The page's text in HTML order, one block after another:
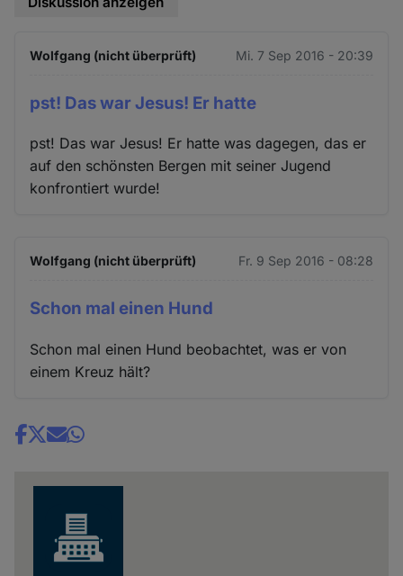
Wolfgang (nicht überprüft) Mi. 7 Sep 2016 - 20:39
pst! Das war Jesus! Er hatte
pst! Das war Jesus! Er hatte was dagegen, das er
auf den schönsten Bergen mit seiner Jugend
konfrontiert wurde!
Wolfgang (nicht überprüft) Fr. 9 Sep 2016 - 08:28
Schon mal einen Hund
Schon mal einen Hund beobachtet, was er von
einem Kreuz hält?
Share